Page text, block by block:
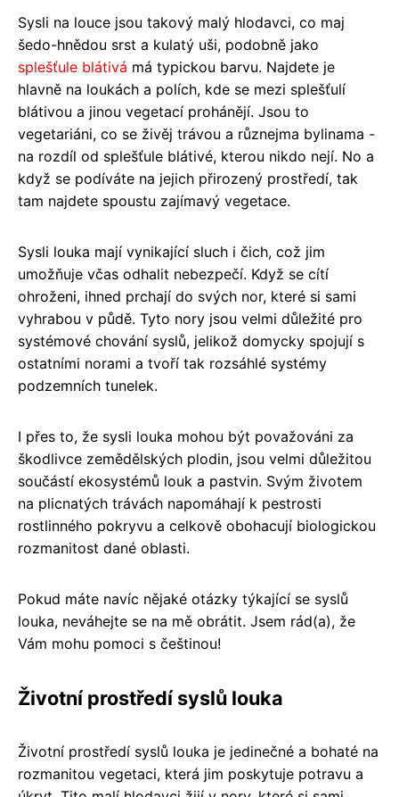
Sysli na louce jsou takový malý hlodavci, co maj
šedo-hnědou srst a kulatý uši, podobně jako
splešťule blátivá má typickou barvu. Najdete je
hlavně na loukách a polích, kde se mezi splešťulí
blátivou a jinou vegetací prohánějí. Jsou to
vegetariáni, co se živěj trávou a různejma bylinama -
na rozdíl od splešťule blátivé, kterou nikdo nejí. No a
když se podíváte na jejich přirozený prostředí, tak
tam najdete spoustu zajímavý vegetace.
Sysli louka mají vynikající sluch i čich, což jim
umožňuje včas odhalit nebezpečí. Když se cítí
ohroženi, ihned prchají do svých nor, které si sami
vyhrabou v půdě. Tyto nory jsou velmi důležité pro
systémové chování syslů, jelikož domycky spojují s
ostatními norami a tvoří tak rozsáhlé systémy
podzemních tunelek.
I přes to, že sysli louka mohou být považováni za
škodlivce zemědělských plodin, jsou velmi důležitou
součástí ekosystémů louk a pastvin. Svým životem
na plicnatých trávách napomáhají k pestrosti
rostlinného pokryvu a celkově obohacují biologickou
rozmanitost dané oblasti.
Pokud máte navíc nějaké otázky týkající se syslů
louka, neváhejte se na mě obrátit. Jsem rád(a), že
Vám mohu pomoci s češtinou!
Životní prostředí syslů louka
Životní prostředí syslů louka je jedinečné a bohaté na
rozmanitou vegetaci, která jim poskytuje potravu a